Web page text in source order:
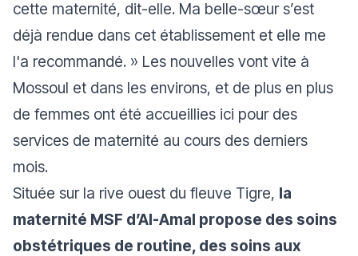
cette maternité, dit-elle. Ma belle-sœur s’est
déjà rendue dans cet établissement et elle me
l'a recommandé. » Les nouvelles vont vite à
Mossoul et dans les environs, et de plus en plus
de femmes ont été accueillies ici pour des
services de maternité au cours des derniers
mois.
Située sur la rive ouest du fleuve Tigre, la
maternité MSF d’Al-Amal propose des soins
obstétriques de routine, des soins aux